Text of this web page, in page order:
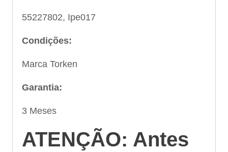
55227802, Ipe017
Condições:
Marca Torken
Garantia:
3 Meses
ATENÇÃO: Antes